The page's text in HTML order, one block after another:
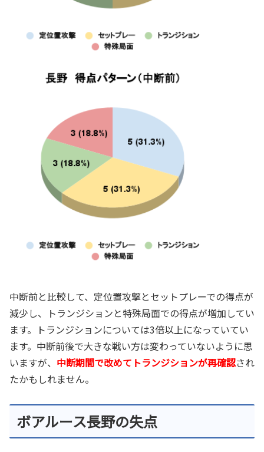
中断前と比較して、定位置攻撃とセットプレーでの得点が
減少し、トランジションと特殊局面での得点が増加してい
ます。トランジションについては3倍以上になっていてい
ます。中断前後で大きな戦い方は変わっていないように思
いますが、 中断期間で改めてトランジションが再確認され
たかもしれません。
ボアルース長野の失点